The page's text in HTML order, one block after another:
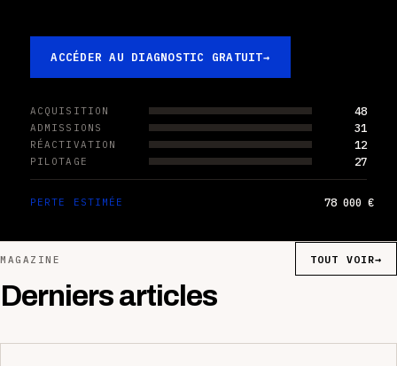
ACCÉDER AU DIAGNOSTIC GRATUIT→
ACQUISITION 48
ADMISSIONS 31
RÉACTIVATION 12
PILOTAGE 27
PERTE ESTIMÉE 78 000 €
MAGAZINE
Derniers articles
TOUT VOIR→